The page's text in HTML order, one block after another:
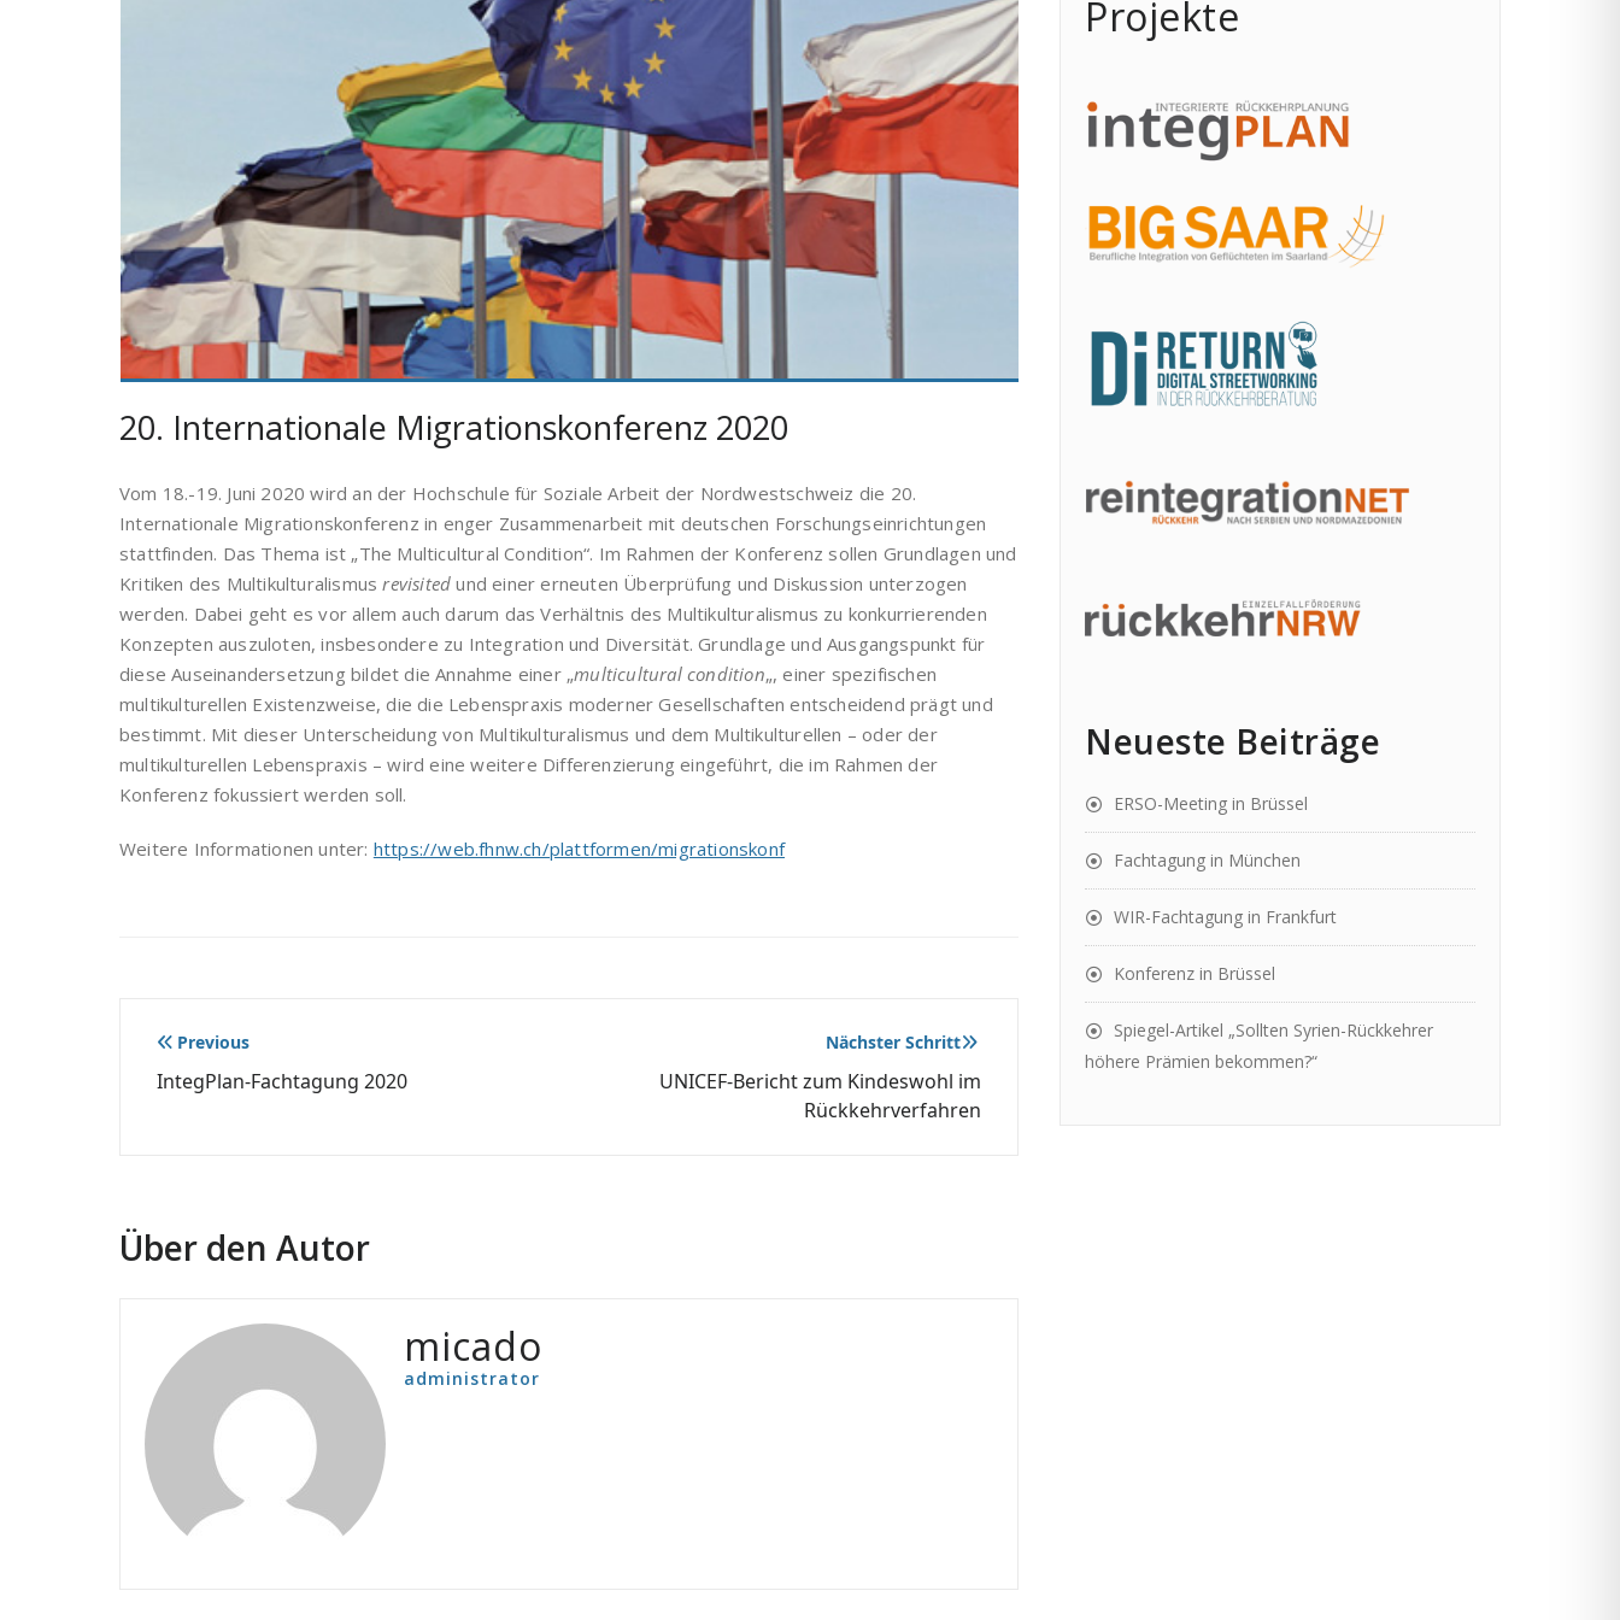
20. Internationale Migrationskonferenz 2020
Vom 18.-19. Juni 2020 wird an der Hochschule für Soziale Arbeit der Nordwestschweiz die 20.
Internationale Migrationskonferenz in enger Zusammenarbeit mit deutschen Forschungseinrichtungen
stattfinden. Das Thema ist „The Multicultural Condition“. Im Rahmen der Konferenz sollen Grundlagen und
Kritiken des Multikulturalismusrevisited und einer erneuten Überprüfung und Diskussion unterzogen
werden. Dabei geht es vor allem auch darum das Verhältnis des Multikulturalismus zu konkurrierenden
Konzepten auszuloten, insbesondere zu Integration und Diversität. Grundlage und Ausgangspunkt für
diese Auseinandersetzung bildet die Annahme einer „multicultural condition„, einer spezifischen
multikulturellen Existenzweise, die die Lebenspraxis moderner Gesellschaften entscheidend prägt und
bestimmt. Mit dieser Unterscheidung von Multikulturalismus und dem Multikulturellen – oder der
multikulturellen Lebenspraxis – wird eine weitere Differenzierung eingeführt, die im Rahmen der
Konferenz fokussiert werden soll.
Weitere Informationen unter: https://web.fhnw.ch/plattformen/migrationskonf
Beitragsnavigation
Previous
IntegPlan-Fachtagung 2020
Nächster Schritt
UNICEF-Bericht zum Kindeswohl im
Rückkehrverfahren
Über den Autor
micado
administrator
Projekte
Neueste Beiträge
ERSO-Meeting in Brüssel
Fachtagung in München
WIR-Fachtagung in Frankfurt
Konferenz in Brüssel
Spiegel-Artikel „Sollten Syrien-Rückkehrer
höhere Prämien bekommen?“